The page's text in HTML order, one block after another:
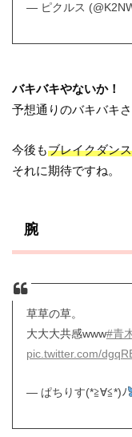
— ピクルス
バキバキやないか！
予想通りのバキバキ
今後もブレイクダン
それに期待ですね。
腕
草草の草。
大大大共感www#青
pic.twitter.com/
— ぱちりす(*≧∀≦*)ﾉ